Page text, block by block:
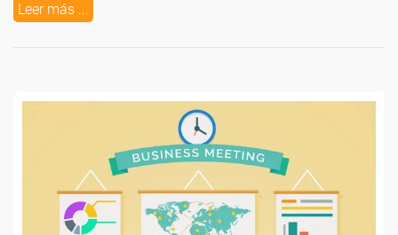
Leer más ...